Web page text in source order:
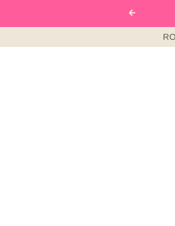
Anterior